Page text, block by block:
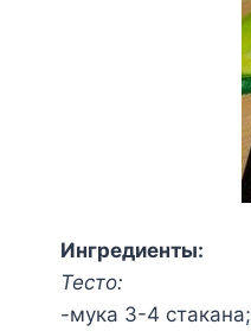
Ингредиенты:
Тесто:
-мука 3-4 стакана;